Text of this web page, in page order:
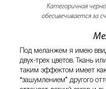
Категоричная
обесцвечивается за
Под меланжем я имею
двух-трех цветов. Ткань
таким эффектом имеет
“зашумлением” другого